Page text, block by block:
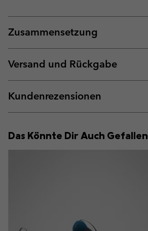
Zusammensetzung
Versand und Rückgabe
Kundenrezensionen
Das Könnte Dir Auch Gefallen